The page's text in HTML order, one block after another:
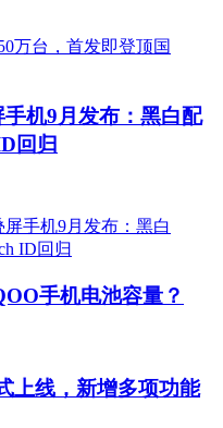
机9月发布：黑白配
回归
手机电池容量？
上线，新增多项功能